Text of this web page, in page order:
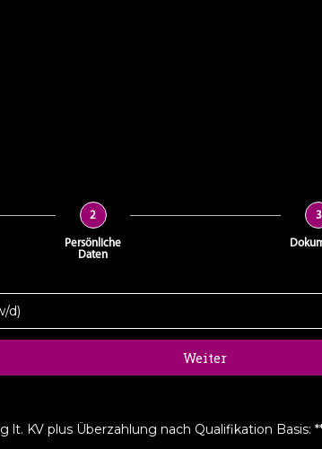
2
Persönliche
Daten
3
Weiter
lt. KV plus Überzahlung nach Qualifikation Basis: